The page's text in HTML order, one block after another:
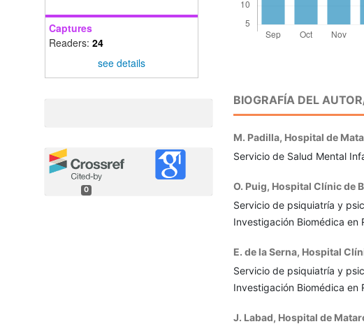
Captures
Readers: 24
see details
0
BIOGRAFÍA DEL
M. Padilla, Hospital de
Servicio de Salud Mental
O. Puig, Hospital Clínic de
Servicio de psiquiatría y
Investigación Biomédica en
E. de la Serna, Hospital
Servicio de psiquiatría y
Investigación Biomédica en
J. Labad, Hospital de